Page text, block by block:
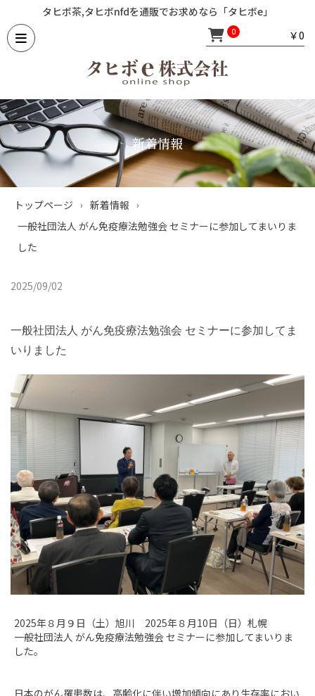
タヒボ茶,タヒボnfdを通販でお求めなら「タヒボe」
0 ￥0
新着情報
トップページ › 新着情報 ›
一般社団法人 がん免疫療法勉強会 セミナーに参加してまいりま
した
2025/09/02
一般社団法人 がん免疫療法勉強会 セミナーに参加してま
いりました
2025年８月９日（土）旭川 2025年８月10日（日）札幌
一般社団法人 がん免疫療法勉強会 セミナーに参加してまいりま
した。